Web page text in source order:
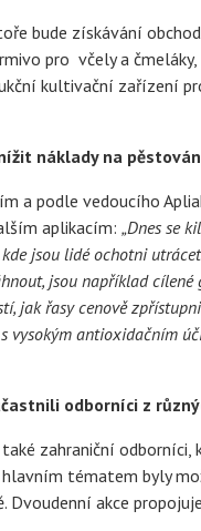
bude získávání
pro včely a
kultivační zařízení
náklady na
a podle vedoucího
aplikacím: „Dnes se
jsou lidé ochotni
jsou například
jak řasy cenově
antioxidačním
odborníci z
zahraniční
tématem byly
Dvoudenní akce